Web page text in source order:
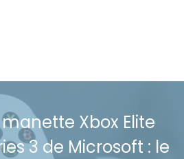
Xbox Elite
3 de Microsoft : le